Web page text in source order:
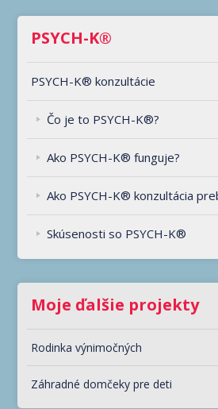
PSYCH-K®
PSYCH-K® konzultácie
Čo je to PSYCH-K®?
Ako PSYCH-K® funguje?
Ako PSYCH-K® konzultácia
Skúsenosti so PSYCH-K®
Moje ďalšie projekty
Rodinka výnimočných
Záhradné domčeky pre deti